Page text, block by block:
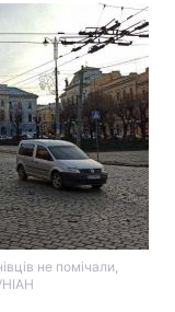
не помічали,